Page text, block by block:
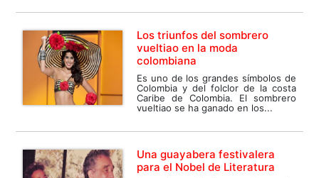
Los triunfos del sombrero
vueltiao en la moda
colombiana
Es uno de los grandes símbolos de
Colombia y del folclor de la costa
Caribe de Colombia. El sombrero
vueltiao se ha ganado en los...
Una guayabera festivalera
para el Nobel de Literatura